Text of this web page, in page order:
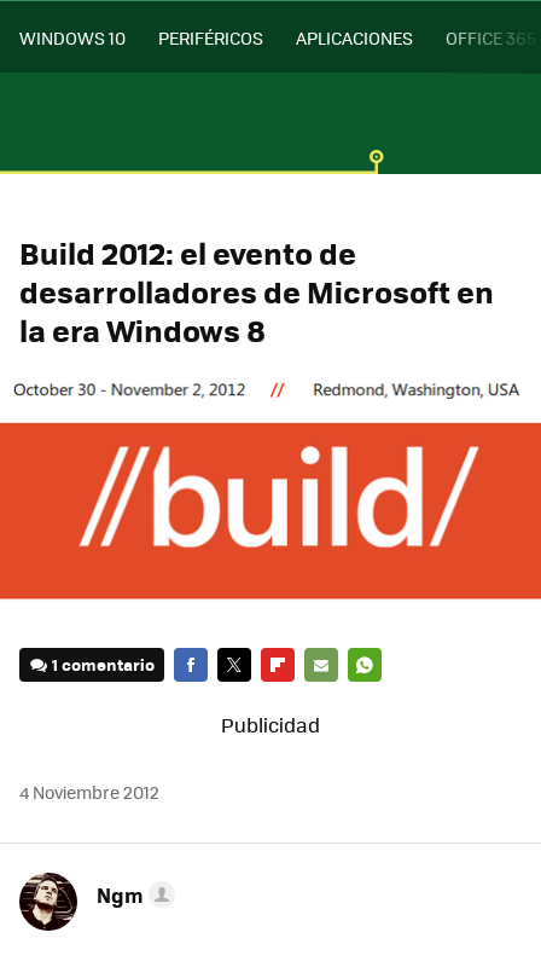
WINDOWS 10 PERIFÉRICOS APLICACIONES OFFICE 365
Build 2012: el evento de
desarrolladores de Microsoft en
la era Windows 8
1 comentario
MAIL
4 Noviembre 2012
Ngm